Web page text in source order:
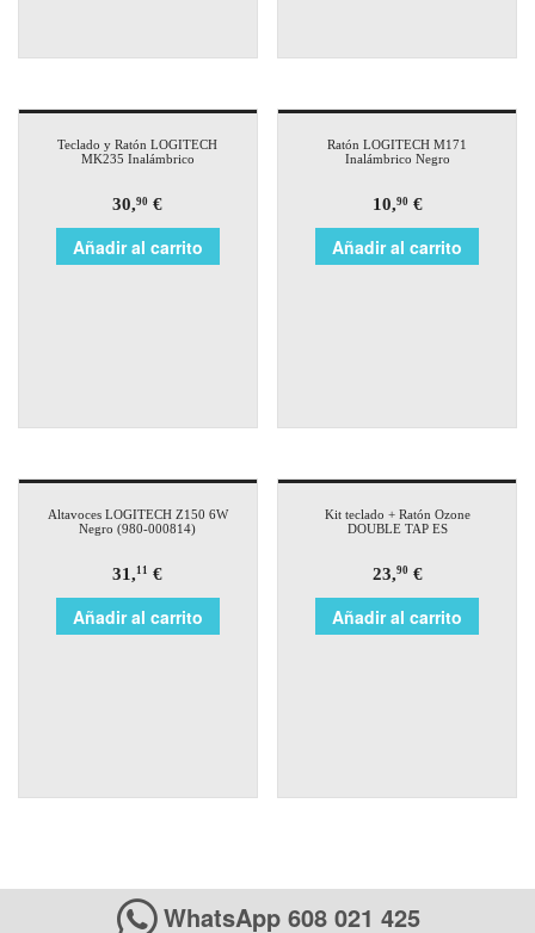
Teclado y Ratón LOGITECH
MK235 Inalámbrico
30,90 €
Añadir al carrito
Ratón LOGITECH M171
Inalámbrico Negro
10,90€
Añadir al carrito
Altavoces LOGITECH Z150 6W
Negro (980-000814)
31,11 €
Añadir al carrito
Kit teclado + Ratón Ozone
DOUBLE TAP ES
23,90€
Añadir al carrito
WhatsApp 608 021 425